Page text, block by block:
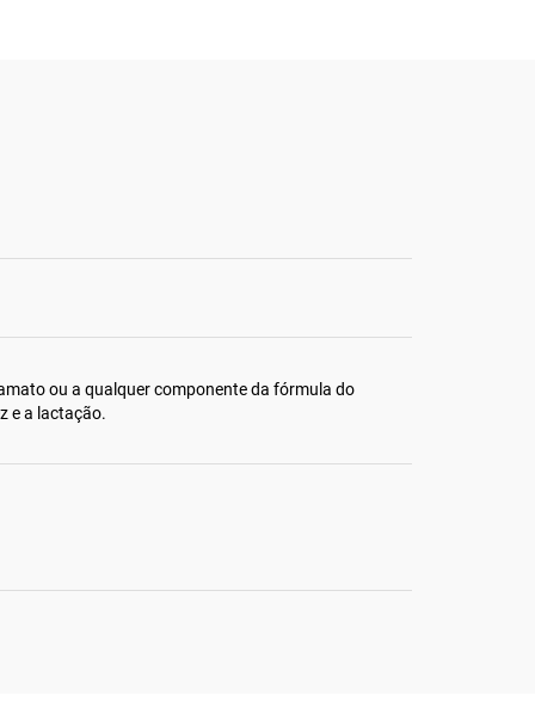
ou a qualquer componente da fórmula do
e a lactação.